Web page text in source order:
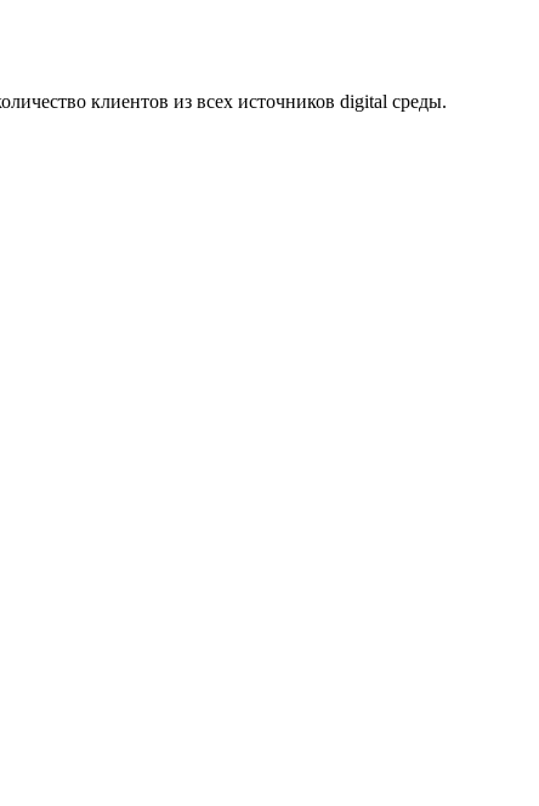
клиентов из всех источников digital среды.